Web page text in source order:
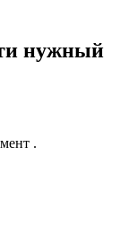
нужный
.